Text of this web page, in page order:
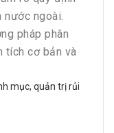
ngoài.
pháp phân
tích cơ bản và
mục, quản trị rủi